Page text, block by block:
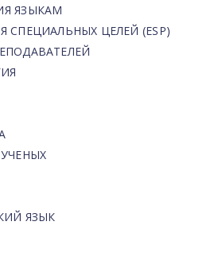
ЯЗЫКАМ
СПЕЦИАЛЬНЫХ ЦЕЛЕЙ (ESP)
ЯЗЫК